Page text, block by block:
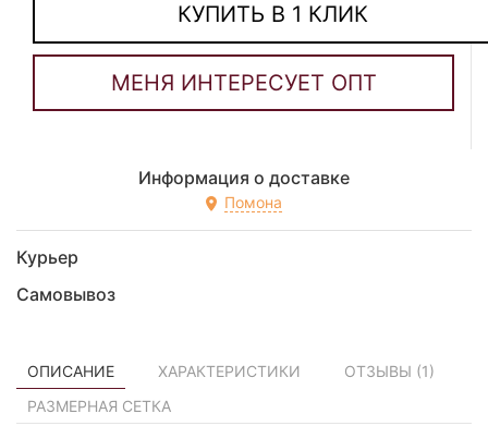
КУПИТЬ В 1 КЛИК
Информация о доставке
Помона
Курьер
Самовывоз
ОПИСАНИЕ ХАРАКТЕРИСТИКИ ОТЗЫВЫ (1)
РАЗМЕРНАЯ СЕТКА